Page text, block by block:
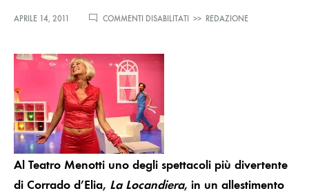
APRILE 14, 2011 COMMENTI DISABILITATI
SU
>> REDAZIONE
Al Teatro Menotti uno degli spettacoli più divertente
di Corrado d’Elia, La Locandiera, in un allestimento